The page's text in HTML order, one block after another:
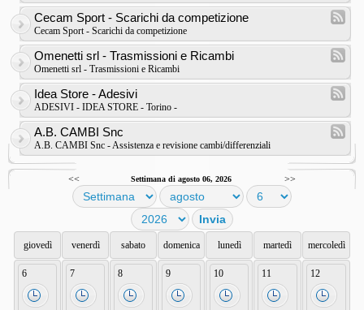
Cecam Sport - Scarichi da competizione
Cecam Sport - Scarichi da competizione
Omenetti srl - Trasmissioni e Ricambi
Omenetti srl - Trasmissioni e Ricambi
Idea Store - Adesivi
ADESIVI - IDEA STORE - Torino -
A.B. CAMBI Snc
A.B. CAMBI Snc - Assistenza e revisione cambi/differenziali
<< Settimana di agosto 06, 2026 >>
giovedì venerdì sabato domenica lunedì martedì mercoledì
6 7 8 9 10 11 12